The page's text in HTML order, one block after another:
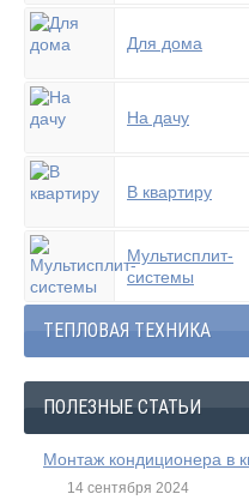
Для дома
На дачу
В квартиру
Мультисплит-
системы
ТЕПЛОВАЯ ТЕХНИКА
ПОЛЕЗНЫЕ СТАТЬИ
Монтаж кондиционера в
14 сентября 2024